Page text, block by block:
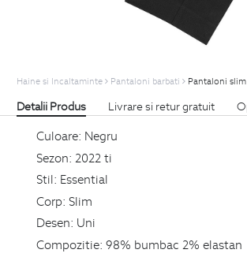
Haine si Incaltaminte Pantaloni barbati Pantaloni
Detalii Produs Livrare si retur gratuit
Culoare: Negru
Sezon: 2022 ti
Stil: Essential
Corp: Slim
Desen: Uni
Compozitie: 98% bumbac 2% elastan